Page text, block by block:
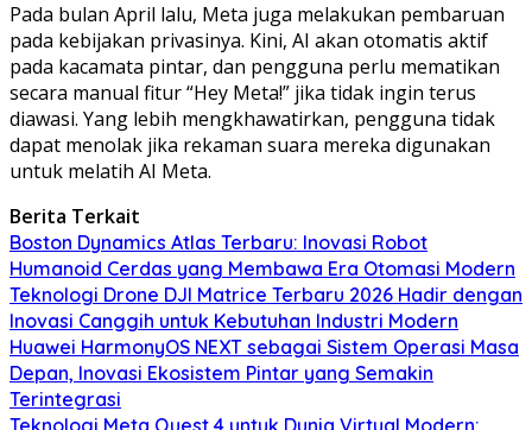
Pada bulan April lalu, Meta juga melakukan pembaruan
pada kebijakan privasinya. Kini, AI akan otomatis aktif
pada kacamata pintar, dan pengguna perlu mematikan
secara manual fitur “Hey Meta!” jika tidak ingin terus
diawasi. Yang lebih mengkhawatirkan, pengguna tidak
dapat menolak jika rekaman suara mereka digunakan
untuk melatih AI Meta.
Berita Terkait
Boston Dynamics Atlas Terbaru: Inovasi Robot
Humanoid Cerdas yang Membawa Era Otomasi Modern
Teknologi Drone DJI Matrice Terbaru 2026 Hadir dengan
Inovasi Canggih untuk Kebutuhan Industri Modern
Huawei HarmonyOS NEXT sebagai Sistem Operasi Masa
Depan, Inovasi Ekosistem Pintar yang Semakin
Terintegrasi